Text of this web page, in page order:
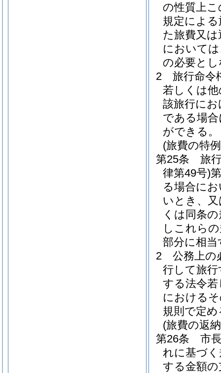
の性質上
規定によ
た旅費又
において
の必要と
2
旅行命令
若しくは
該旅行に
である場
ができる。
(旅費の特
第25条
旅
律第49号)
る場合に
いとき、
くは同条
しこれら
部分に相
2
公務上の
行して旅
する法令
における
規則で定め
(旅費の返
第26条
市
れに基づ
する金額